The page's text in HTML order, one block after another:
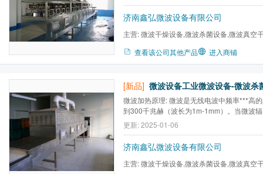
互作用，对于不同的物质，微波能产生热效
效应等能量转换，从而产生热量达到加热干
济南鑫弘微波设备有限公司
主营:微波干燥设备,微波杀菌设备,微波真空
查看该公司其他产品 进入商铺
[新品]
微波加热原理: 微波是无线电波中频率***高
到300千兆赫（波长为1m-1mm）。当微波
被反射的电磁波进入到物体内部与构成物体
互作用，对于不同的物质，微波能产生热效
效应等能量转换，从而产生热量达到加热干
更新: 2025-01-06
济南鑫弘微波设备有限公司
主营:微波干燥设备,微波杀菌设备,微波真空